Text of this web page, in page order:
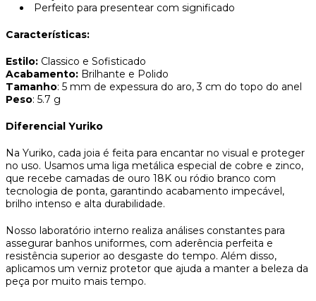
Perfeito para presentear com significado
Características:
Estilo: Classico e Sofisticado
Acabamento: Brilhante e Polido
Tamanho: 5 mm de expessura do aro, 3 cm do topo do anel
Peso: 5.7 g
Diferencial Yuriko
Na Yuriko, cada joia é feita para encantar no visual e proteger
no uso. Usamos uma liga metálica especial de cobre e zinco,
que recebe camadas de ouro 18K ou ródio branco com
tecnologia de ponta, garantindo acabamento impecável,
brilho intenso e alta durabilidade.
Nosso laboratório interno realiza análises constantes para
assegurar banhos uniformes, com aderência perfeita e
resistência superior ao desgaste do tempo. Além disso,
aplicamos um verniz protetor que ajuda a manter a beleza da
peça por muito mais tempo.